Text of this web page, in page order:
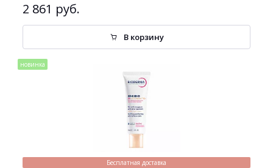
2 861 руб.
В корзину
новинка
Бесплатная доставка